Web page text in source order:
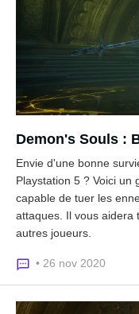
Demon's Souls :
Envie d'une bonne
Playstation 5 ? Voici un
capable de tuer les
attaques. Il vous aidera
autres joueurs.
• 26 nov 2020